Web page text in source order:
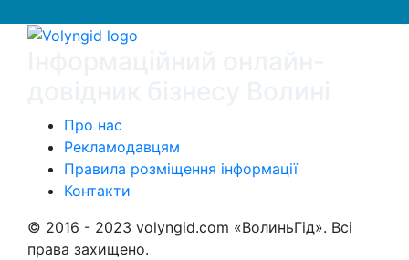
Про нас
Рекламодавцям
Правила розміщення інформації
Контакти
© 2016 - 2023 volyngid.com «ВолиньГід». Всі
права захищено.